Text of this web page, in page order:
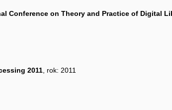
Conference on Theory and Practice of Digital
2011 , rok: 2011